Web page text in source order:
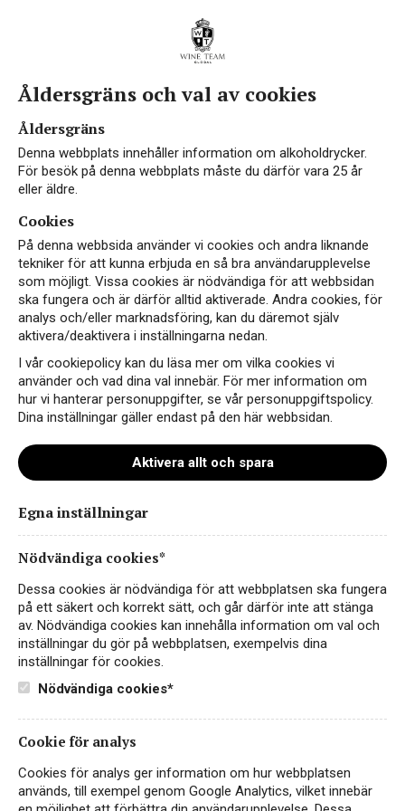
LinkedIn
Kontakt
Sekretess- & Cookiepolicy
Åldersgräns och val av cookies
Åldersgräns
Denna webbplats innehåller information om alkoholdrycker.
För besök på denna webbplats måste du därför vara 25 år
eller äldre.
Cookies
På denna webbsida använder vi cookies och andra liknande
tekniker för att kunna erbjuda en så bra användarupplevelse
som möjligt. Vissa cookies är nödvändiga för att webbsidan
ska fungera och är därför alltid aktiverade. Andra cookies, för
analys och/eller marknadsföring, kan du däremot själv
aktivera/deaktivera i inställningarna nedan.
I vår cookiepolicy kan du läsa mer om vilka cookies vi
använder och vad dina val innebär. För mer information om
hur vi hanterar personuppgifter, se vår personuppgiftspolicy.
Dina inställningar gäller endast på den här webbsidan.
Aktivera allt och spara
Egna inställningar
Nödvändiga cookies*
Dessa cookies är nödvändiga för att webbplatsen ska fungera
på ett säkert och korrekt sätt, och går därför inte att stänga
av. Nödvändiga cookies kan innehålla information om val och
inställningar du gör på webbplatsen, exempelvis dina
inställningar för cookies.
Nödvändiga cookies*
Cookie för analys
Cookies för analys ger information om hur webbplatsen
används, till exempel genom Google Analytics, vilket innebär